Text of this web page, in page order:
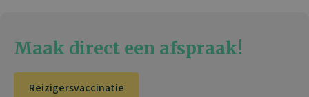
Maak direct een afspraak!
Reizigersvaccinatie